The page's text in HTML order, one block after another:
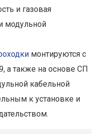
и газовая
модульной
монтируются с
а также на основе СП
кабельной
к установке и